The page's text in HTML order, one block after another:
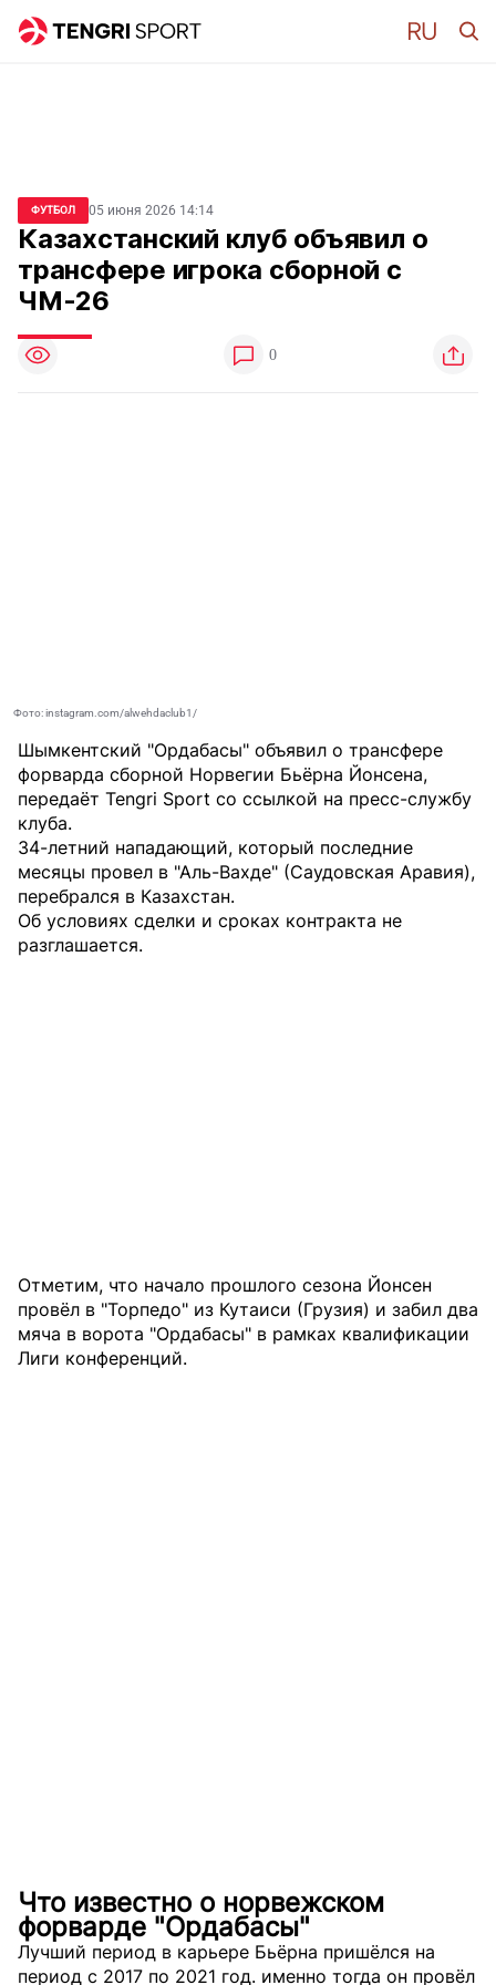
ФУТБОЛ 05 июня 2026 14:14
Казахстанский клуб объявил о
трансфере игрока сборной с
ЧМ-26
0
Фото: instagram.com/alwehdaclub1/
Шымкентский "Ордабасы" объявил о трансфере
форварда сборной Норвегии Бьёрна Йонсена,
передаёт Tengri Sport со ссылкой на пресс-службу
клуба.
34-летний нападающий, который последние
месяцы провел в "Аль-Вахде" (Саудовская Аравия),
перебрался в Казахстан.
Об условиях сделки и сроках контракта не
разглашается.
Отметим, что начало прошлого сезона Йонсен
провёл в "Торпедо" из Кутаиси (Грузия) и забил два
мяча в ворота "Ордабасы" в рамках квалификации
Лиги конференций.
Что известно о норвежском
форварде "Ордабасы"
Лучший период в карьере Бьёрна пришёлся на
период с 2017 по 2021 год. именно тогда он провёл